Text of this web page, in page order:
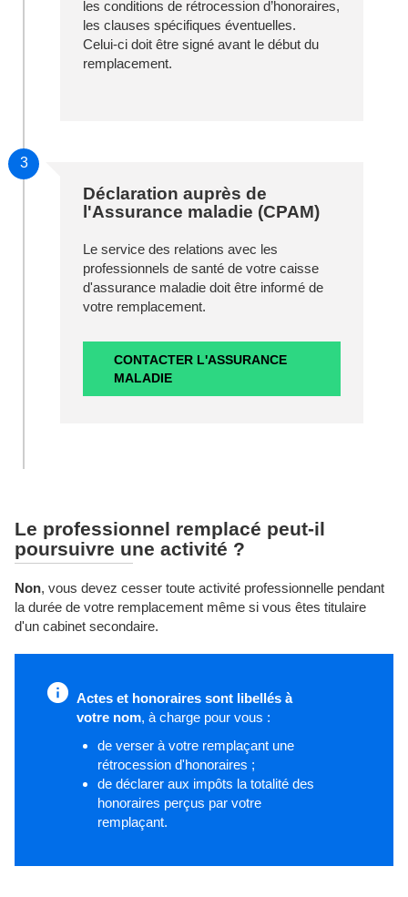
les conditions de rétrocession d’honoraires,
les clauses spécifiques éventuelles.
Celui-ci doit être signé avant le début du
remplacement.
3
Déclaration auprès de
l'Assurance maladie (CPAM)
Le service des relations avec les
professionnels de santé de votre caisse
d'assurance maladie doit être informé de
votre remplacement.
CONTACTER L'ASSURANCE
MALADIE
Le professionnel remplacé peut-il
poursuivre une activité ?
Non, vous devez cesser toute activité professionnelle pendant
la durée de votre remplacement même si vous êtes titulaire
d'un cabinet secondaire.
Actes et honoraires sont libellés à
votre nom, à charge pour vous :
de verser à votre remplaçant une
rétrocession d'honoraires ;
de déclarer aux impôts la totalité des
honoraires perçus par votre
remplaçant.